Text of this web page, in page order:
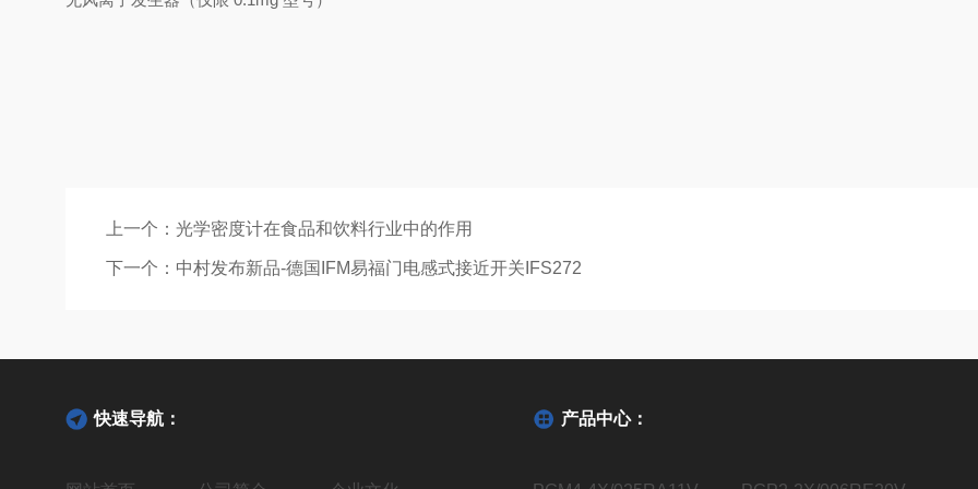
上一个： 光学密度计在食品和饮料行业中的作用
下一个： 中村发布新品-德国IFM易福门电感式接近开关IFS272
快速导航： 产品中心：